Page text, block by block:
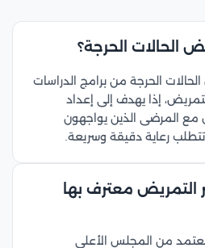
الحالات الحرجة؟
الحرجة من برامج الدراسات
إذا يهدف إلى إعداد
المرضى الذين يواجهون
رعاية دقيقة وسريعة.
معترف بها
من المجلس الأعلى